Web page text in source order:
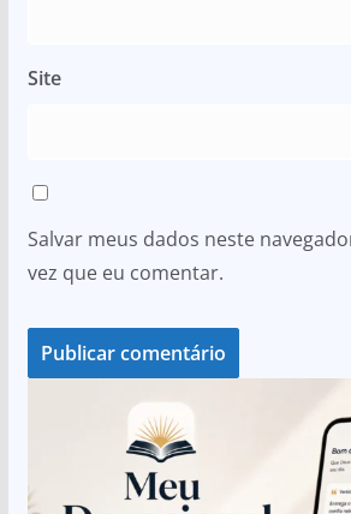
Site
Salvar meus dados neste
vez que eu comentar.